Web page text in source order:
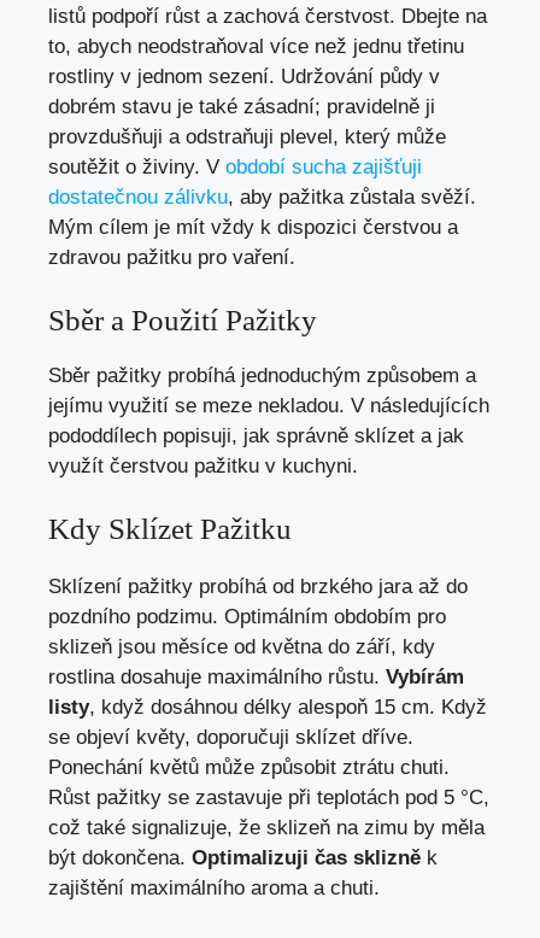
listů podpoří růst a zachová čerstvost. Dbejte na
to, abych neodstraňoval více než jednu třetinu
rostliny v jednom sezení. Udržování půdy v
dobrém stavu je také zásadní; pravidelně ji
provzdušňuji a odstraňuji plevel, který může
soutěžit o živiny. V období sucha zajišťuji
dostatečnou zálivku, aby pažitka zůstala svěží.
Mým cílem je mít vždy k dispozici čerstvou a
zdravou pažitku pro vaření.
Sběr a Použití Pažitky
Sběr pažitky probíhá jednoduchým způsobem a
jejímu využití se meze nekladou. V následujících
pododdílech popisuji, jak správně sklízet a jak
využít čerstvou pažitku v kuchyni.
Kdy Sklízet Pažitku
Sklízení pažitky probíhá od brzkého jara až do
pozdního podzimu. Optimálním obdobím pro
sklizeň jsou měsíce od května do září, kdy
rostlina dosahuje maximálního růstu. Vybírám
listy, když dosáhnou délky alespoň 15 cm. Když
se objeví květy, doporučuji sklízet dříve.
Ponechání květů může způsobit ztrátu chuti.
Růst pažitky se zastavuje při teplotách pod 5 °C,
což také signalizuje, že sklizeň na zimu by měla
být dokončena. Optimalizuji čas sklizně k
zajištění maximálního aroma a chuti.